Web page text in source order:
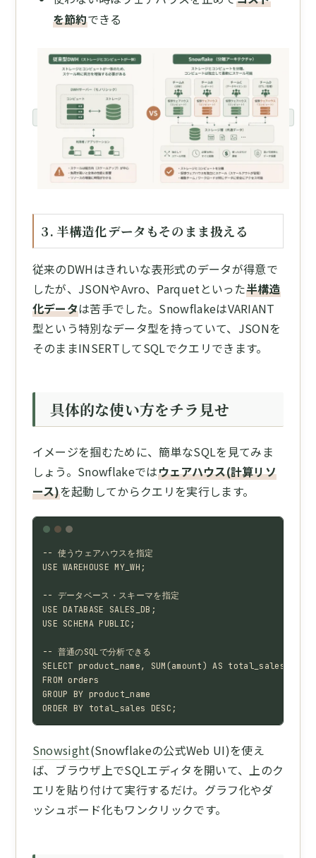
を節約できる
3. 半構造化データもそのまま扱える
従来のDWHはきれいな表形式のデータが得意で
したが、JSONやAvro、Parquetといった半構造
化データは苦手でした。SnowflakeはVARIANT
型という特別なデータ型を持っていて、JSONを
そのままINSERTしてSQLでクエリできます。
具体的な使い方をチラ見せ
イメージを掴むために、簡単なSQLを見てみま
しょう。Snowflakeではウェアハウス(計算リソ
ース)を起動してからクエリを実行します。
-- 使うウェアハウスを指定
USE WAREHOUSE MY_WH;
-- データベース・スキーマを指定
USE DATABASE SALES_DB;
USE SCHEMA PUBLIC;
-- 普通のSQLで分析できる
SELECT product_name, SUM(amount) AS total_sales
FROM orders
GROUP BY product_name
ORDER BY total_sales DESC;
Snowsight(Snowflakeの公式Web UI)を使え
ば、ブラウザ上でSQLエディタを開いて、上のク
エリを貼り付けて実行するだけ。グラフ化やダ
ッシュボード化もワンクリックです。